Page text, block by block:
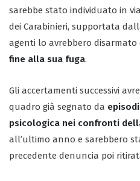
sarebbe stato individuato in
dei Carabinieri, supportata
agenti lo avrebbero disarmato
fine alla sua fuga.
Gli accertamenti successivi
quadro già segnato da
psicologica nei confronti
all’ultimo anno e sarebbero
precedente denuncia poi